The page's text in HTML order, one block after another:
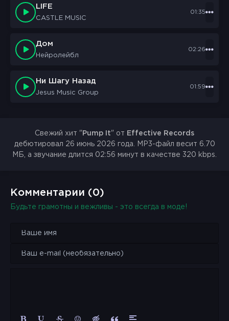
I like the part
That never wants to last
Lean in close
Let the whole place shake
Then we make it break
One more round for you
One more round for you
LIFE
CASTLE MUSIC
01:35
Дом
Нейролейбл
02:26
Ни Шагу Назад
Jesus Music Group
01:59
Свежий хит " Pump It" от Effective Records
дебютировал 26 июнь 2026 года. MP3-файл весит 6.70
МБ, а звучание длится 02:56 минут в качестве 320 kbps.
Комментарии (0)
Будьте грамотны и вежливы - это всегда в моде!